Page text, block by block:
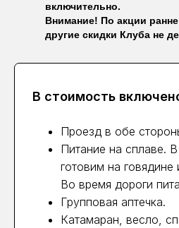
включительно.
Внимание! По акции
другие скидки Клуба не
В стоимость
Проезд в обе
Питание на сплаве.
готовим на говядине
Во время дороги
Групповая аптечка.
Катамаран, весло,